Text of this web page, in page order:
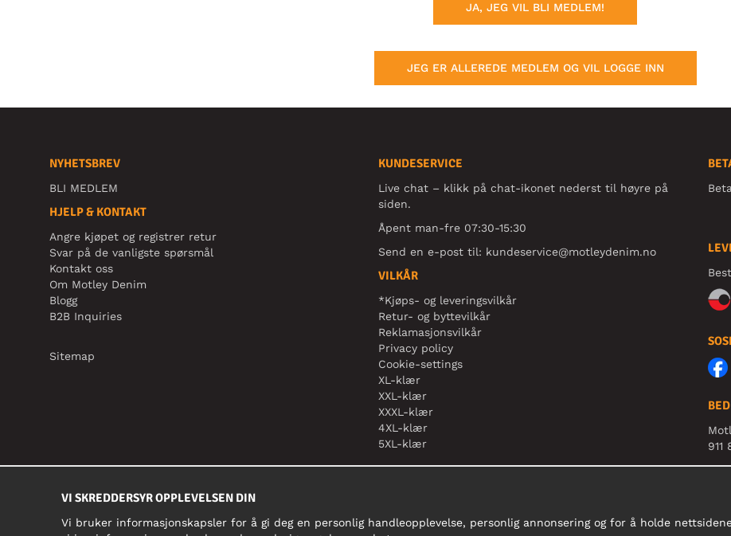
JA, JEG VIL BLI MEDLEM!
JEG ER ALLEREDE MEDLEM OG VIL LOGGE INN
NYHETSBREV
BLI MEDLEM
HJELP & KONTAKT
Angre kjøpet og registrer retur
Svar på de vanligste spørsmål
Kontakt oss
Om Motley Denim
Blogg
B2B Inquiries
Sitemap
KUNDESERVICE
Live chat – klikk på chat-ikonet nederst til høyre på
siden.
Åpent man-fre 07:30-15:30
Send en e-post til: kundeservice@motleydenim.no
VILKÅR
*Kjøps- og leveringsvilkår
Retur- og byttevilkår
Reklamasjonsvilkår
Privacy policy
Cookie-settings
XL-klær
XXL-klær
XXXL-klær
4XL-klær
5XL-klær
911
VI SKREDDERSYR OPPLEVELSEN DIN
Vi bruker informasjonskapsler for å gi deg en personlig handleopplevelse, personlig annonsering og for å holde